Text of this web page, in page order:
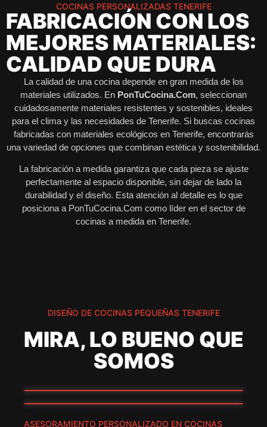
COCINAS PERSONALIZADAS TENERIFE
FABRICACIÓN CON LOS
MEJORES MATERIALES:
CALIDAD QUE DURA
La calidad de una cocina depende en gran medida de los
materiales utilizados. En PonTuCocina.Com, seleccionan
cuidadosamente materiales resistentes y sostenibles, ideales
para el clima y las necesidades de Tenerife. Si buscas cocinas
fabricadas con materiales ecológicos en Tenerife, encontrarás
una variedad de opciones que combinan estética y sostenibilidad.
La fabricación a medida garantiza que cada pieza se ajuste
perfectamente al espacio disponible, sin dejar de lado la
durabilidad y el diseño. Esta atención al detalle es lo que
posiciona a PonTuCocina.Com como líder en el sector de
cocinas a medida en Tenerife.
DISEÑO DE COCINAS PEQUEÑAS TENERIFE
MIRA, LO BUENO QUE
SOMOS
ASESORAMIENTO PERSONALIZADO EN COCINAS